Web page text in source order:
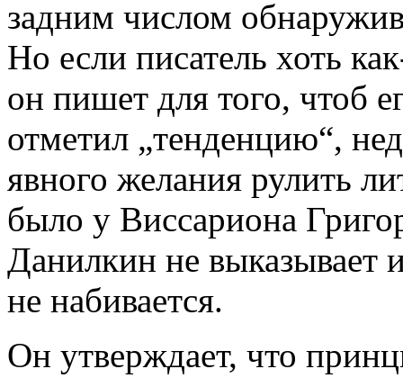
задним числом
Но если писатель хоть
он пишет для того, чтоб
отметил „тенденцию“,
явного желания рулить
было у Виссариона
Данилкин не выказывает
не набивается.
Он утверждает, что